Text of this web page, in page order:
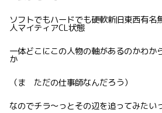
ソフトでもハードでも硬軟新旧東西有名
人マイティアCL状態
一体どこにこの人物の軸があるのかわか
か
（ま ただの仕事師なんだろう）
なのでチラ〜っとその辺を追ってみたい